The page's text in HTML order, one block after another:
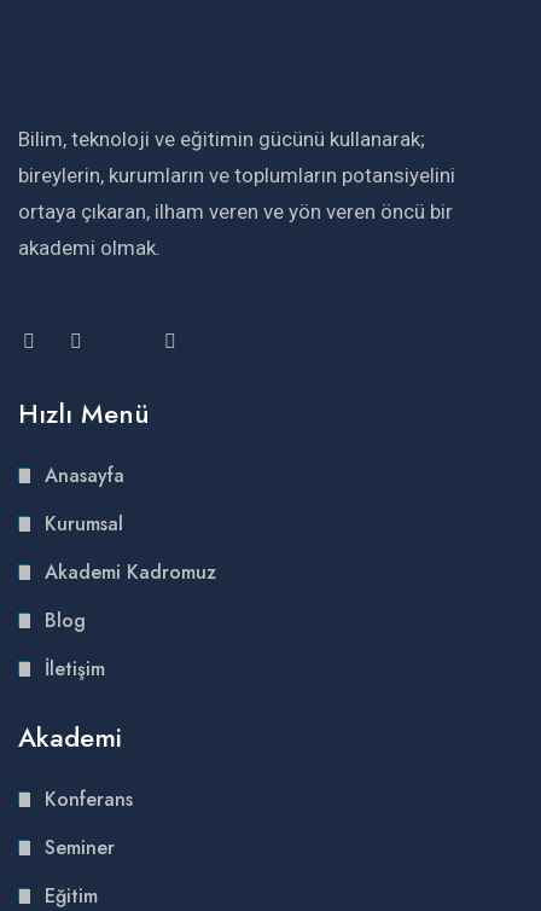
Bilim, teknoloji ve eğitimin gücünü kullanarak;
bireylerin, kurumların ve toplumların potansiyelini
ortaya çıkaran, ilham veren ve yön veren öncü bir
akademi olmak.
Hızlı Menü
Anasayfa
Kurumsal
Akademi Kadromuz
Blog
İletişim
Akademi
Konferans
Seminer
Eğitim